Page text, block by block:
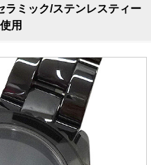
ラミック/ステンレスティー
用